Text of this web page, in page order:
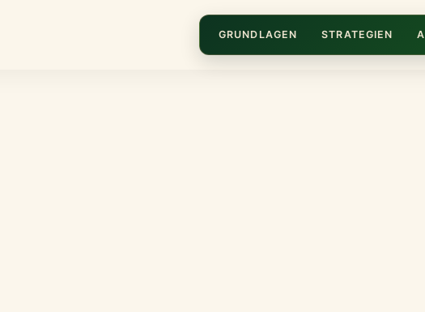
GRUNDLAGEN STRATEGIEN